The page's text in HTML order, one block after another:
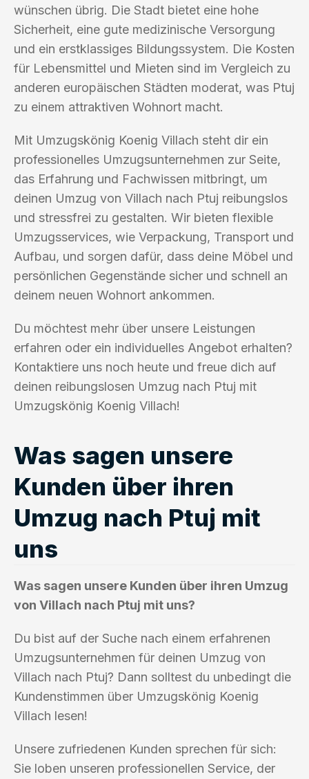
wünschen übrig. Die Stadt bietet eine hohe
Sicherheit, eine gute medizinische Versorgung
und ein erstklassiges Bildungssystem. Die Kosten
für Lebensmittel und Mieten sind im Vergleich zu
anderen europäischen Städten moderat, was Ptuj
zu einem attraktiven Wohnort macht.
Mit Umzugskönig Koenig Villach steht dir ein
professionelles Umzugsunternehmen zur Seite,
das Erfahrung und Fachwissen mitbringt, um
deinen Umzug von Villach nach Ptuj reibungslos
und stressfrei zu gestalten. Wir bieten flexible
Umzugsservices, wie Verpackung, Transport und
Aufbau, und sorgen dafür, dass deine Möbel und
persönlichen Gegenstände sicher und schnell an
deinem neuen Wohnort ankommen.
Du möchtest mehr über unsere Leistungen
erfahren oder ein individuelles Angebot erhalten?
Kontaktiere uns noch heute und freue dich auf
deinen reibungslosen Umzug nach Ptuj mit
Umzugskönig Koenig Villach!
Was sagen unsere
Kunden über ihren
Umzug nach Ptuj mit
uns
Was sagen unsere Kunden über ihren Umzug
von Villach nach Ptuj mit uns?
Du bist auf der Suche nach einem erfahrenen
Umzugsunternehmen für deinen Umzug von
Villach nach Ptuj? Dann solltest du unbedingt die
Kundenstimmen über Umzugskönig Koenig
Villach lesen!
Unsere zufriedenen Kunden sprechen für sich:
Sie loben unseren professionellen Service, der